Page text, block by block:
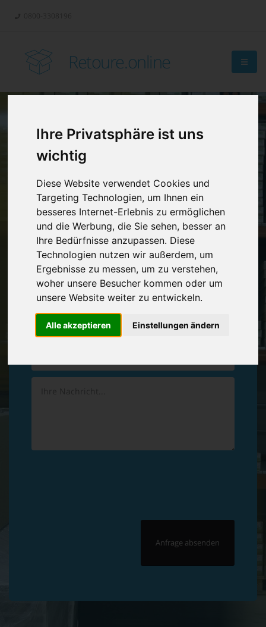
Ihre Privatsphäre ist uns
wichtig
Diese Website verwendet Cookies und
Targeting Technologien, um Ihnen ein
besseres Internet-Erlebnis zu ermöglichen
und die Werbung, die Sie sehen, besser an
Ihre Bedürfnisse anzupassen. Diese
Technologien nutzen wir außerdem, um
Ergebnisse zu messen, um zu verstehen,
woher unsere Besucher kommen oder um
unsere Website weiter zu entwickeln.
Alle akzeptieren Einstellungen ändern
Retoure.online
Retouren-
Management?
Vereinbaren Sie einenRückruf
Hinterlassen Sie uns gern eine persönliche Nachricht.